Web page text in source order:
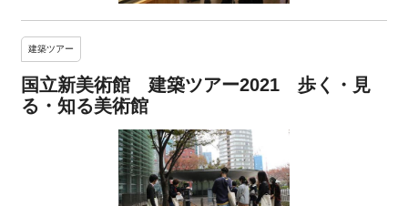
建築ツアー
国立新美術館 建築ツアー2021 歩く・見
る・知る美術館